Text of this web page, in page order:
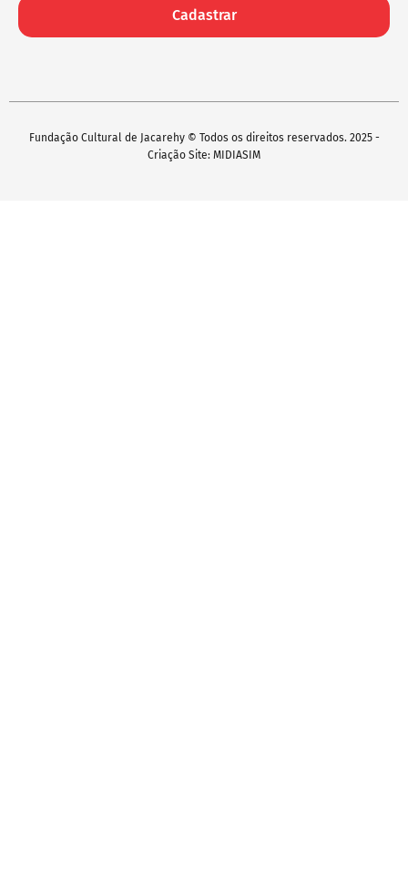
Cadastrar
Fundação Cultural de Jacarehy © Todos os direitos reservados. 2025 -
Criação Site: MIDIASIM